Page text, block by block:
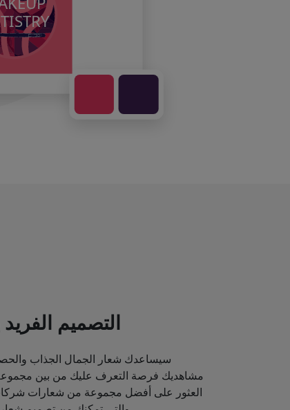
التصميم
سيساعدك شعار الجمال الجذاب
مشاهديك فرصة التعرف عليك من بين
العثور على أفضل مجموعة من شعارات